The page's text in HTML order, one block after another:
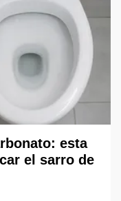
esta
el sarro de